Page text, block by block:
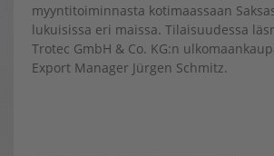
myyntitoiminnasta kotimaassaan
lukuisissa eri maissa. Tilaisuudessa
Trotec GmbH & Co. KG:n
Export Manager Jürgen Schmitz.